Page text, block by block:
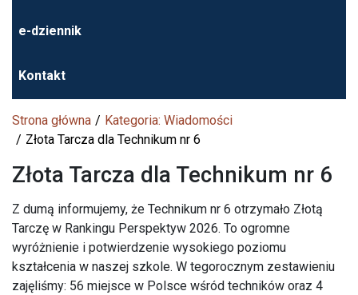
e-dziennik
Kontakt
Strona główna
Kategoria: Wiadomości
Złota Tarcza dla Technikum nr 6
Złota Tarcza dla Technikum nr 6
Z dumą informujemy, że Technikum nr 6 otrzymało Złotą
Tarczę w Rankingu Perspektyw 2026. To ogromne
wyróżnienie i potwierdzenie wysokiego poziomu
kształcenia w naszej szkole. W tegorocznym zestawieniu
zajęliśmy: 56 miejsce w Polsce wśród techników oraz 4